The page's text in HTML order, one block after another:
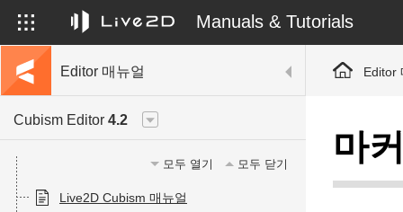
Manuals & Tutorials
Editor 매뉴얼
Cubism Editor 4.2
모두 열기 모두 닫기
Live2D Cubism 매뉴얼
Editor
마